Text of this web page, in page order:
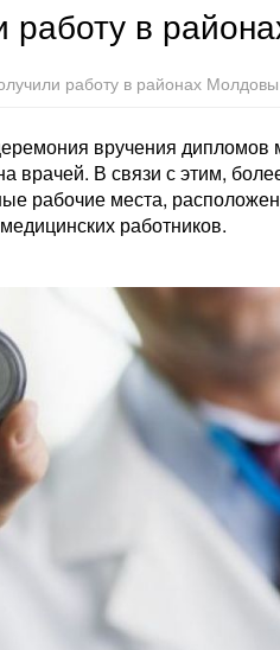
работу в
работу в районах Молдовы
вручения
врачей. В связи с этим,
рабочие места,
работников.